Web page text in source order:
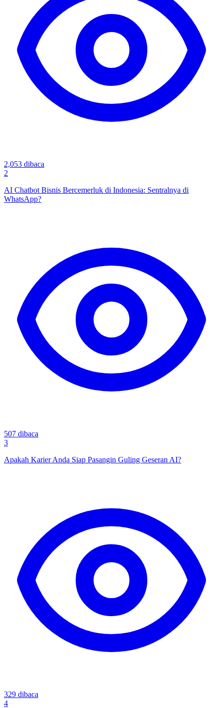
2,053 dibaca
2
AI Chatbot Bisnis Bercemerluk di Indonesia: Sentralnya di
WhatsApp?
507 dibaca
3
Apakah Karier Anda Siap Pasangin Guling Geseran AI?
329 dibaca
4